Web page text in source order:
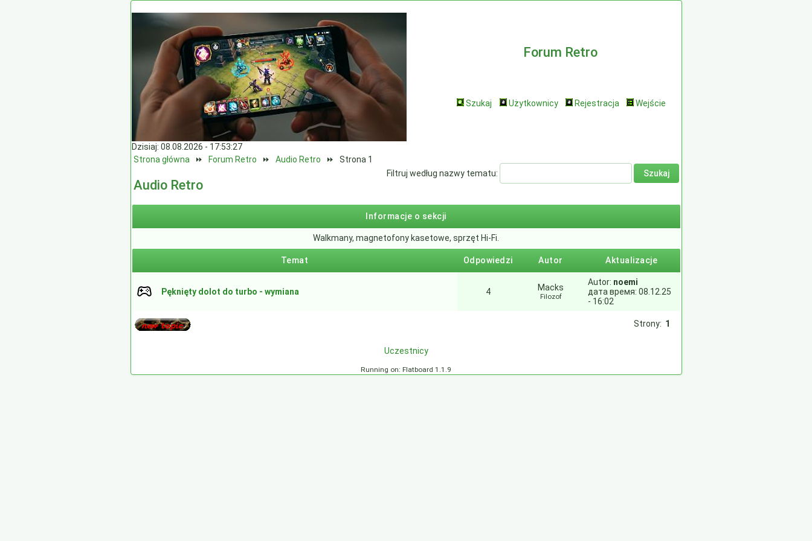
Forum Retro
Szukaj Użytkownicy Rejestracja Wejście
Dzisiaj: 08.08.2026 - 17:53:27
Strona główna
⏩ Forum Retro ⏩ Audio Retro ⏩ Strona 1
Audio Retro
Filtruj według nazwy tematu:
Informacje o sekcji
Walkmany, magnetofony kasetowe, sprzęt Hi-Fi.
Temat Odpowiedzi Autor Aktualizacje
Pęknięty dolot do turbo - wymiana 4 Macks
Filozof
Autor: noemi
дата время: 08.12.25
- 16:02
Strony: 1
Uczestnicy
Running on: Flatboard 1.1.9